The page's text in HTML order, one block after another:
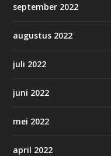
september 2022
augustus 2022
juli 2022
juni 2022
mei 2022
april 2022